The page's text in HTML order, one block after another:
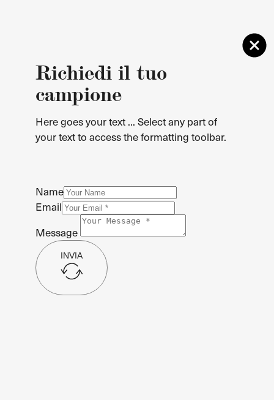
Richiedi il tuo
campione
Here goes your text ... Select any part of
your text to access the formatting toolbar.
Name
Email
Message
INVIA